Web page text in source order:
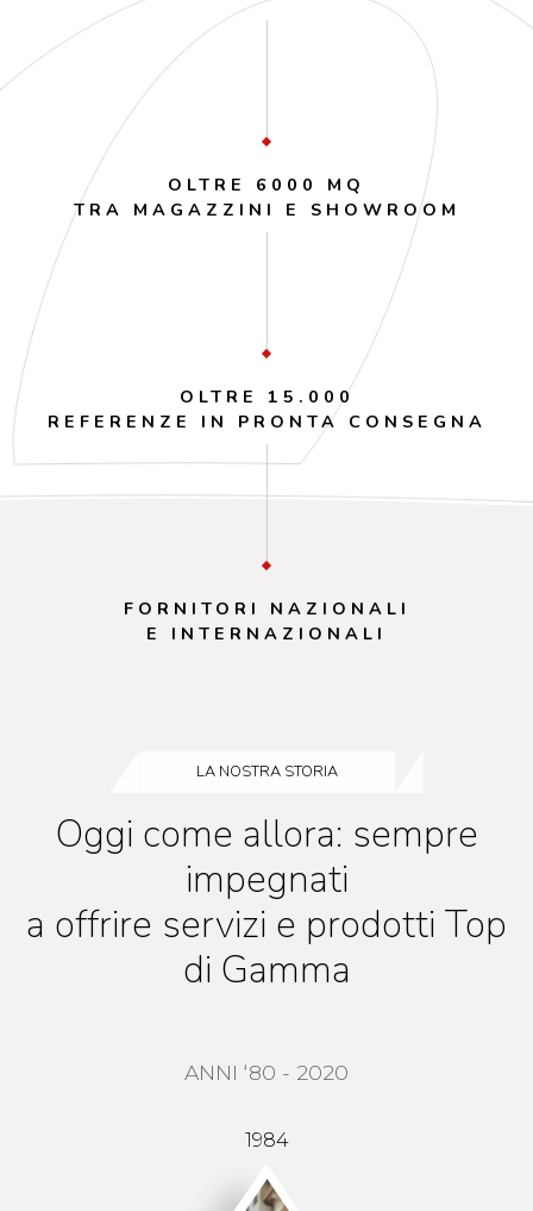
OLTRE 6000 MQ
TRA MAGAZZINI E SHOWROOM
OLTRE 15.000
REFERENZE IN PRONTA CONSEGNA
FORNITORI NAZIONALI
E INTERNAZIONALI
LA NOSTRA STORIA
Oggi come allora: sempre
impegnati
a offrire servizi e prodotti Top
di Gamma
ANNI ‘80 - 2020
1984